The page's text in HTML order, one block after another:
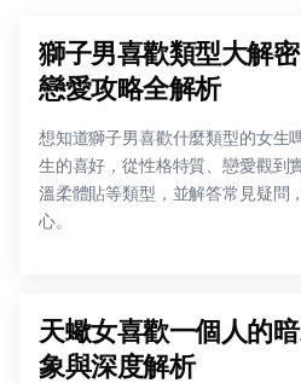
獅子男喜歡類型大解
戀愛攻略全解析
想知道獅子男喜歡什麼類型的女生
生的喜好，從性格特質、戀愛觀到
溫柔體貼等類型，並解答常見疑問
心。
天蠍女喜歡一個人的
象與深度解析